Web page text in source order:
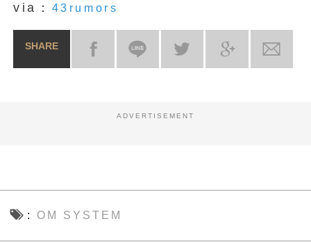
via： 43rumors
SHARE
ADVERTISEMENT
OM SYSTEM